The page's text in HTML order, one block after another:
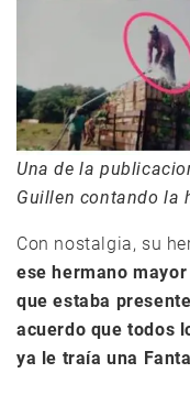
Una de la
Guillen contando la
Con nostalgia, su
ese hermano
que estaba
acuerdo que todos
ya le traía una